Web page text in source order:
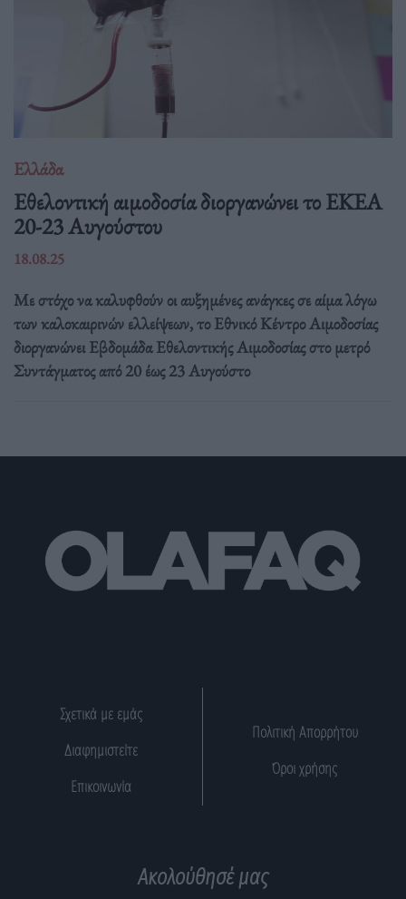
Ελλάδα
Eθελοντική αιμοδοσία διοργανώνει το ΕΚΕΑ
20-23 Αυγούστου
18.08.25
Με στόχο να καλυφθούν οι αυξημένες ανάγκες σε αίμα λόγω
των καλοκαιρινών ελλείψεων, το Εθνικό Κέντρο Αιμοδοσίας
διοργανώνει Εβδομάδα Εθελοντικής Αιμοδοσίας στο μετρό
Συντάγματος από 20 έως 23 Αυγούστο
Σχετικά με εμάς
Διαφημιστείτε
Επικοινωνία
Πολιτική Απορρήτου
Όροι χρήσης
Ακολούθησέ μας